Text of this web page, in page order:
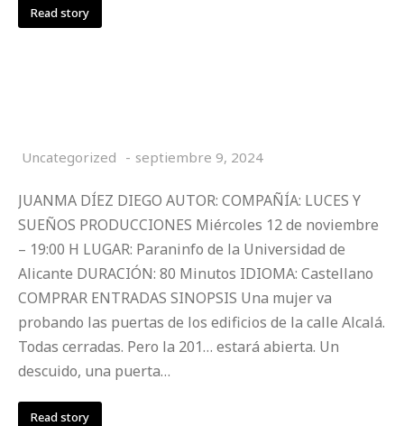
Read story
Uncategorized septiembre 9, 2024
JUANMA DÍEZ DIEGO AUTOR: COMPAÑÍA: LUCES Y
SUEÑOS PRODUCCIONES Miércoles 12 de noviembre
– 19:00 H LUGAR: Paraninfo de la Universidad de
Alicante DURACIÓN: 80 Minutos IDIOMA: Castellano
COMPRAR ENTRADAS SINOPSIS Una mujer va
probando las puertas de los edificios de la calle Alcalá.
Todas cerradas. Pero la 201… estará abierta. Un
descuido, una puerta…
Read story